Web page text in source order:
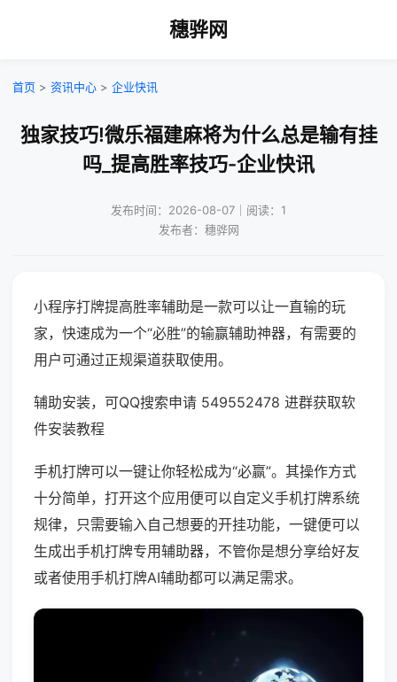
穗骅网
首页 > 资讯中心 > 企业快讯
独家技巧!微乐福建麻将为什么总是输有挂
吗_提高胜率技巧-企业快讯
发布时间：2026-08-07｜阅读：1
发布者：穗骅网
小程序打牌提高胜率辅助是一款可以让一直输的玩
家，快速成为一个“必胜”的输赢辅助神器，有需要的
用户可通过正规渠道获取使用。
辅助安装，可QQ搜索申请 549552478 进群获取软
件安装教程
手机打牌可以一键让你轻松成为“必赢”。其操作方式
十分简单，打开这个应用便可以自定义手机打牌系统
规律，只需要输入自己想要的开挂功能，一键便可以
生成出手机打牌专用辅助器，不管你是想分享给好友
或者使用手机打牌AI辅助都可以满足需求。